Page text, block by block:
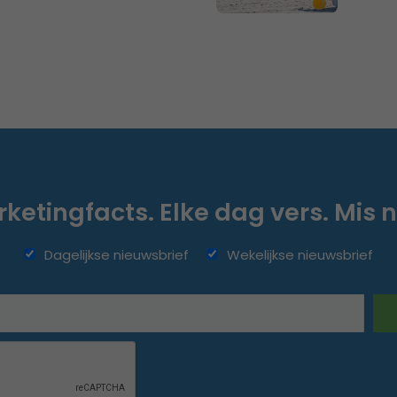
Elke dag vers. Mis
Dagelijkse nieuwsbrief Wekelijkse nieuwsbrief